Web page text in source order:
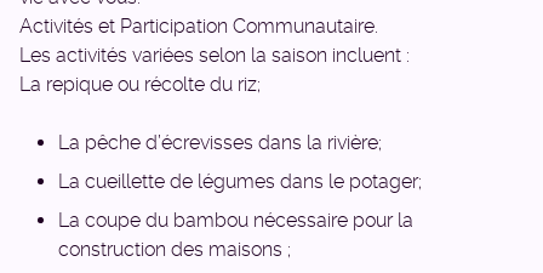
Activités et Participation Communautaire.
Les activités variées selon la saison incluent :
La repique ou récolte du riz;
La pêche d’écrevisses dans la rivière;
La cueillette de légumes dans le potager;
La coupe du bambou nécessaire pour la
construction des maisons ;